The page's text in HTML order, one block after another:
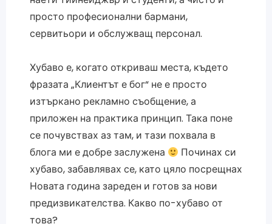
просто професионални бармани,
сервитьори и обслужващ персонал.
Хубаво е, когато откриваш места, където
фразата „Клиентът е бог“ не е просто
изтъркано рекламно съобщение, а
приложен на практика принцип. Така поне
се почувствах аз там, и тази похвала в
блога ми е добре заслужена
Починах си
хубаво, забавлявах се, като цяло посрещнах
Новата година зареден и готов за нови
предизвикателства. Какво по-хубаво от
това?